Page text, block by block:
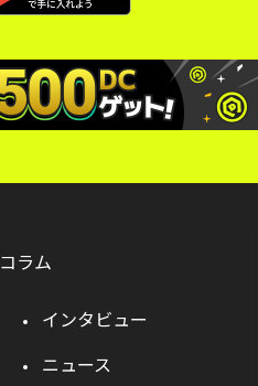
コラム
インタビュー
ニュース